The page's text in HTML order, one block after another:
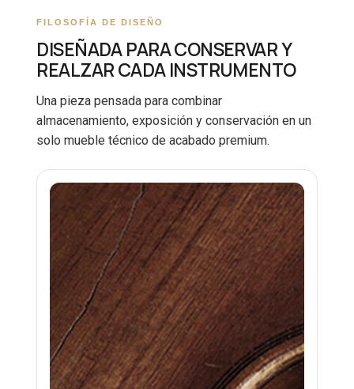
FILOSOFÍA DE DISEÑO
DISEÑADA PARA CONSERVAR Y
REALZAR CADA INSTRUMENTO
Una pieza pensada para combinar
almacenamiento, exposición y conservación en un
solo mueble técnico de acabado premium.